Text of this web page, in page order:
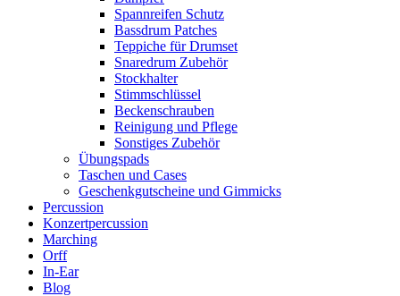
Spannreifen Schutz
Bassdrum Patches
Teppiche für Drumset
Snaredrum Zubehör
Stockhalter
Stimmschlüssel
Beckenschrauben
Reinigung und Pflege
Sonstiges Zubehör
Übungspads
Taschen und Cases
Geschenkgutscheine und Gimmicks
Percussion
Konzertpercussion
Marching
Orff
In-Ear
Blog